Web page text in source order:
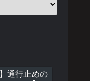
通行止めの